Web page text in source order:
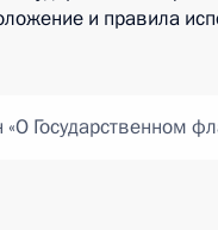
и правила
Государственном